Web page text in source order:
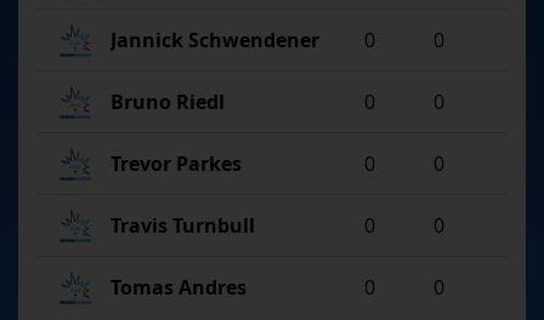
Jannick Schwendener 0 0
Bruno Riedl 0 0
Trevor Parkes 0 0
Travis Turnbull 0 0
Tomas Andres 0 0